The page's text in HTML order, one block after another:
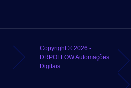
Copyright © 2026 -
DRPOFLOW Automações
Digitais